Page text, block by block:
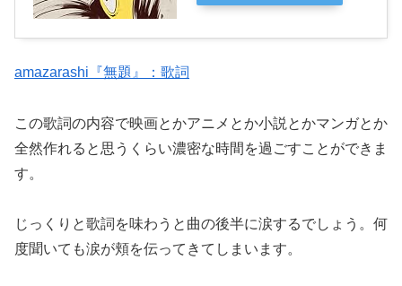
amazarashi『無題』：歌詞
この歌詞の内容で映画とかアニメとか小説とかマンガとか
全然作れると思うくらい濃密な時間を過ごすことができま
す。
じっくりと歌詞を味わうと曲の後半に涙するでしょう。何
度聞いても涙が頬を伝ってきてしまいます。